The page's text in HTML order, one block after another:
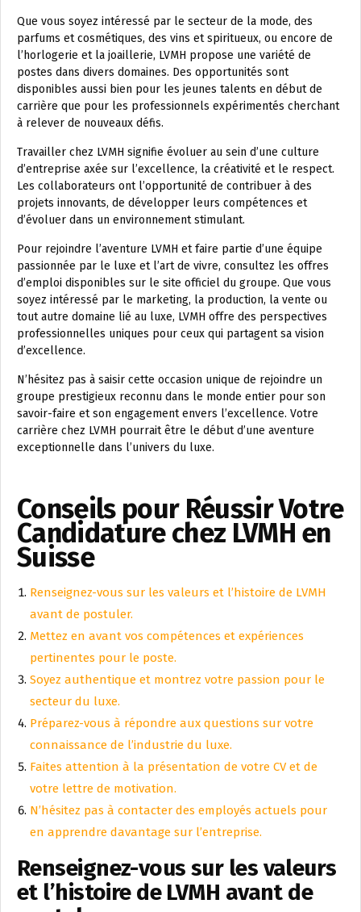
Que vous soyez intéressé par le secteur de la mode, des
parfums et cosmétiques, des vins et spiritueux, ou encore de
l’horlogerie et la joaillerie, LVMH propose une variété de
postes dans divers domaines. Des opportunités sont
disponibles aussi bien pour les jeunes talents en début de
carrière que pour les professionnels expérimentés cherchant
à relever de nouveaux défis.
Travailler chez LVMH signifie évoluer au sein d’une culture
d’entreprise axée sur l’excellence, la créativité et le respect.
Les collaborateurs ont l’opportunité de contribuer à des
projets innovants, de développer leurs compétences et
d’évoluer dans un environnement stimulant.
Pour rejoindre l’aventure LVMH et faire partie d’une équipe
passionnée par le luxe et l’art de vivre, consultez les offres
d’emploi disponibles sur le site officiel du groupe. Que vous
soyez intéressé par le marketing, la production, la vente ou
tout autre domaine lié au luxe, LVMH offre des perspectives
professionnelles uniques pour ceux qui partagent sa vision
d’excellence.
N’hésitez pas à saisir cette occasion unique de rejoindre un
groupe prestigieux reconnu dans le monde entier pour son
savoir-faire et son engagement envers l’excellence. Votre
carrière chez LVMH pourrait être le début d’une aventure
exceptionnelle dans l’univers du luxe.
Conseils pour Réussir Votre
Candidature chez LVMH en
Suisse
Renseignez-vous sur les valeurs et l’histoire de LVMH
avant de postuler.
Mettez en avant vos compétences et expériences
pertinentes pour le poste.
Soyez authentique et montrez votre passion pour le
secteur du luxe.
Préparez-vous à répondre aux questions sur votre
connaissance de l’industrie du luxe.
Faites attention à la présentation de votre CV et de
votre lettre de motivation.
N’hésitez pas à contacter des employés actuels pour
en apprendre davantage sur l’entreprise.
Renseignez-vous sur les valeurs
et l’histoire de LVMH avant de